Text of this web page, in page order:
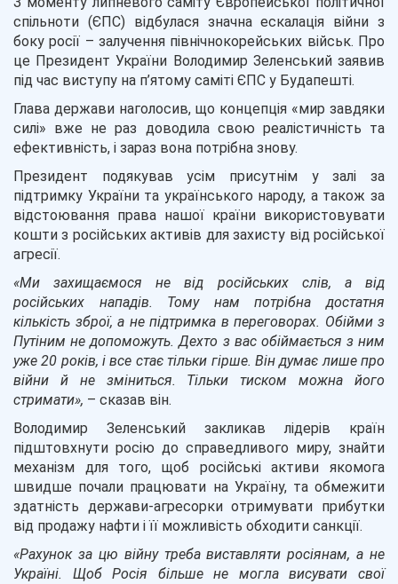
спільноти (ЄПС) відбулася значна ескалація війни з
боку росії – залучення північнокорейських військ. Про
це Президент України Володимир Зеленський заявив
під час виступу на п’ятому саміті ЄПС у Будапешті.
Глава держави наголосив, що концепція «мир завдяки
силі» вже не раз доводила свою реалістичність та
ефективність, і зараз вона потрібна знову.
Президент подякував усім присутнім у залі за
підтримку України та українського народу, а також за
відстоювання права нашої країни використовувати
кошти з російських активів для захисту від російської
агресії.
«Ми захищаємося не від російських слів, а від
російських нападів. Тому нам потрібна достатня
кількість зброї, а не підтримка в переговорах. Обійми з
Путіним не допоможуть. Дехто з вас обіймається з ним
уже 20 років, і все стає тільки гірше. Він думає лише про
війни й не зміниться. Тільки тиском можна його
стримати», – сказав він.
Володимир Зеленський закликав лідерів країн
підштовхнути росію до справедливого миру, знайти
механізм для того, щоб російські активи якомога
швидше почали працювати на Україну, та обмежити
здатність держави-агресорки отримувати прибутки
від продажу нафти і її можливість обходити санкції.
«Рахунок за цю війну треба виставляти росіянам, а не
Україні. Щоб Росія більше не могла висувати свої